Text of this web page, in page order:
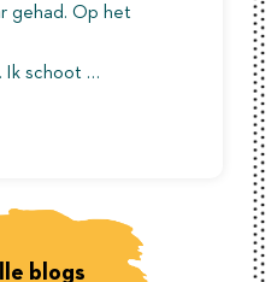
gehad. Op het
Ik schoot …
blogs